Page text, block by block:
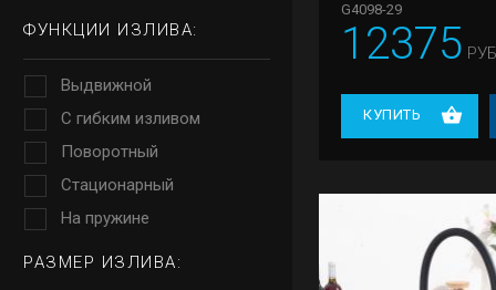
ФУНКЦИИ ИЗЛИВА:
Выдвижной
С гибким изливом
Поворотный
Стационарный
На пружине
РАЗМЕР ИЗЛИВА:
G4098-29
12375
КУПИТЬ